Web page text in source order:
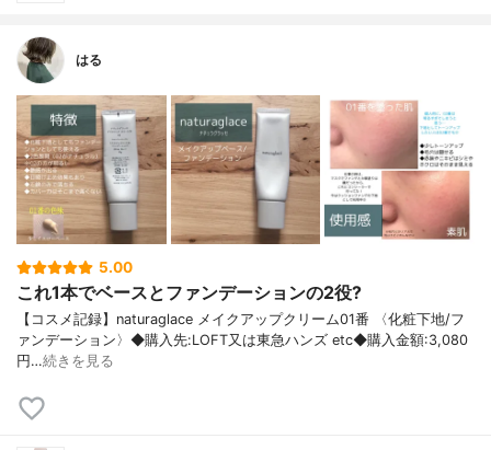
はる
5.00
これ1本でベースとファンデーションの2役?
【コスメ記録】naturaglace メイクアップクリーム01番 〈化粧下地/フ
ァンデーション〉◆購入先:LOFT又は東急ハンズ etc◆購入金額:3,080
円…続きを見る